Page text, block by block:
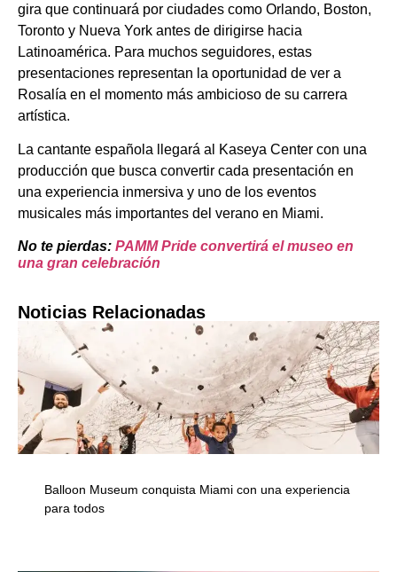
gira que continuará por ciudades como Orlando, Boston,
Toronto y Nueva York antes de dirigirse hacia
Latinoamérica. Para muchos seguidores, estas
presentaciones representan la oportunidad de ver a
Rosalía en el momento más ambicioso de su carrera
artística.
La cantante española llegará al Kaseya Center con una
producción que busca convertir cada presentación en
una experiencia inmersiva y uno de los eventos
musicales más importantes del verano en Miami.
No te pierdas: PAMM Pride convertirá el museo en
una gran celebración
Noticias Relacionadas
Balloon Museum conquista Miami con una experiencia
para todos